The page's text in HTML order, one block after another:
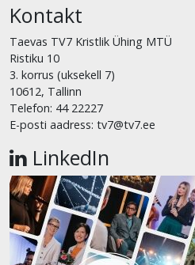
Kontakt
Taevas TV7 Kristlik Ühing MTÜ
Ristiku 10
3. korrus (uksekell 7)
10612, Tallinn
Telefon: 44 22227
E-posti aadress: tv7@tv7.ee
LinkedIn